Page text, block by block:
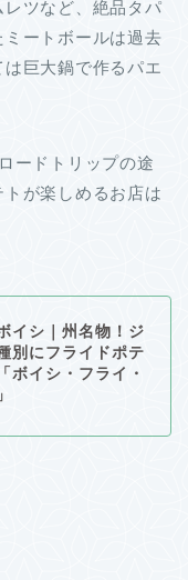
ツなど、絶品タパ
ートボールは過去
巨大鍋で作るパエ
ードトリップの途
が楽しめるお店は
イシ｜州名物！ジ
別にフライドポテ
ボイシ・フライ・